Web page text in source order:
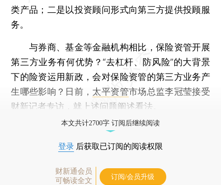
类产品；二是以投资顾问形式向第三方提供投顾服
务。
与券商、基金等金融机构相比，保险资管开展
第三方业务有何优势？“去杠杆、防风险”的大背景
下的险资运用新政，会对保险资管的第三方业务产
生哪些影响？日前， 太平资管市场总监李冠莹接受
财新记者专访，就上述问题阐述看法。
本文共计2700字 订阅后继续阅读
登录 后获取已订阅的阅读权限
财新通会员
可畅读全文
订阅/会员升级